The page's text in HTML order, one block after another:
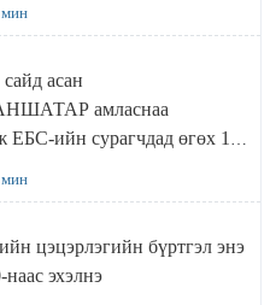
мин
асан
амласнаа
ЕБС-ийн сурагчдад өгөх 10.
мин
цэцэрлэгийн бүртгэл энэ
эхэлнэ